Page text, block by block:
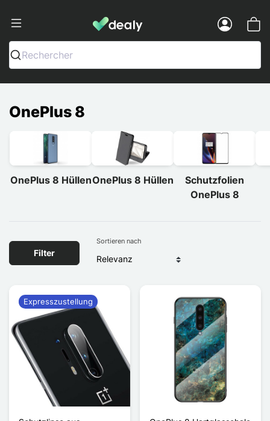
Dealy - Hüllen und Zubehör für
Rechercher
OnePlus 8
OnePlus 8 HüllenOnePlus 8 Hüllen
Schutzfolien
OnePlus 8
Filter
Sortieren nach
Expresszustellung